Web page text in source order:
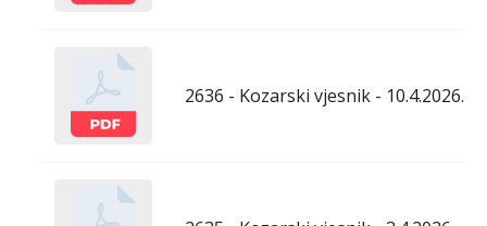
2636 - Kozarski vjesnik - 10.4.2026.